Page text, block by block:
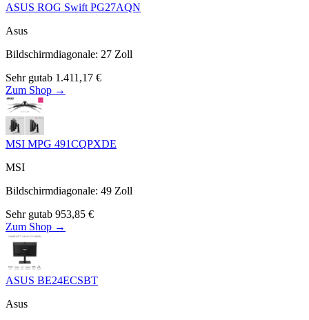
ASUS ROG Swift PG27AQN
Asus
Bildschirmdiagonale: 27 Zoll
Sehr gutab 1.411,17 €
Zum Shop →
MSI MPG 491CQPXDE
MSI
Bildschirmdiagonale: 49 Zoll
Sehr gutab 953,85 €
Zum Shop →
ASUS BE24ECSBT
Asus